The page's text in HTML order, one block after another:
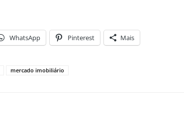
WhatsApp Pinterest Mais
mercado imobiliário